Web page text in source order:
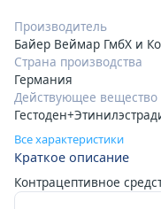
Производитель
Байер Веймар ГмбХ и
Страна производства
Германия
Действующее вещество
Все характеристики
Краткое описание
Контрацептивное